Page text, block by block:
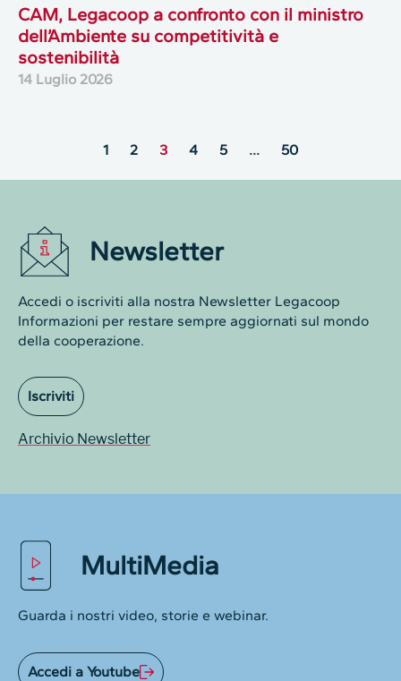
CAM, Legacoop a confronto con il ministro
dell’Ambiente su competitività e
sostenibilità
14 Luglio 2026
1 2 3 4 5 … 50
Newsletter
Accedi o iscriviti alla nostra Newsletter Legacoop
Informazioni per restare sempre aggiornati sul mondo
della cooperazione.
Iscriviti
Archivio Newsletter
MultiMedia
Guarda i nostri video, storie e webinar.
Accedi a Youtube